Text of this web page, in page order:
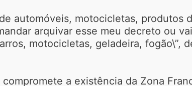
automóveis, motocicletas, produtos
arquivar esse meu decreto ou
motocicletas, geladeira, fogão\”,
a existência da Zona